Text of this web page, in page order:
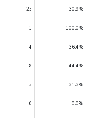
25 30.9%
1 100.0%
4 36.4%
8 44.4%
5 31.3%
0 0.0%